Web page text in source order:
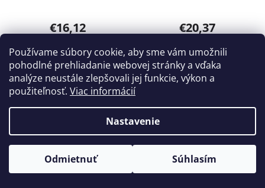
Používame súbory cookie, aby sme vám umožnili
pohodlné prehliadanie webovej stránky a vďaka
analýze neustále zlepšovali jej funkcie, výkon a
použiteľnosť. Viac informácií
Nastavenie
Odmietnuť Súhlasím
€16,12
DO KOŠÍKA
hodnotenie
produktu
je
5,0
€20,37
DO KOŠÍKA
VEGAN